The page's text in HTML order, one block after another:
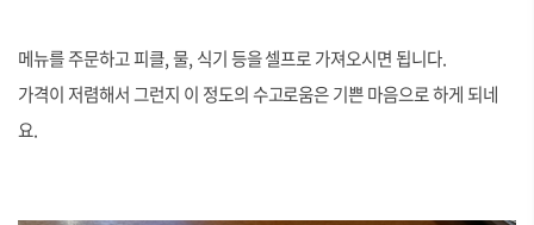
메뉴를 주문하고 피클, 물, 식기 등을 셀프로 가져오시면 됩니다.
가격이 저렴해서 그런지 이 정도의 수고로움은 기쁜 마음으로 하게 되네
요.